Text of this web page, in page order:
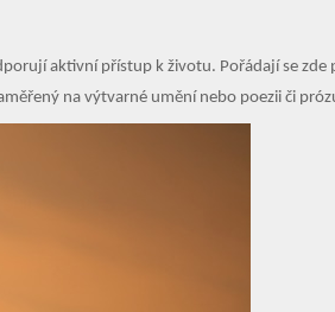
aktivní přístup k životu. Pořádají se zde
na výtvarné umění nebo poezii či